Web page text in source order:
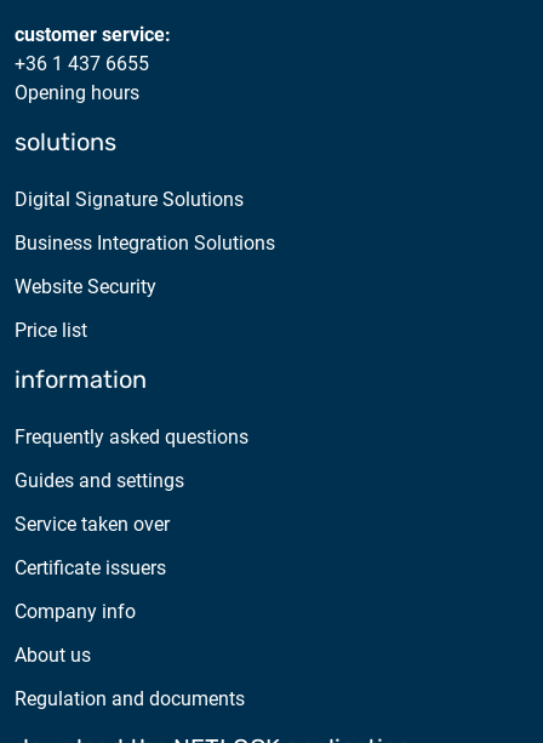
customer service:
+36 1 437 6655
Opening hours
solutions
Digital Signature Solutions
Business Integration Solutions
Website Security
Price list
information
Frequently asked questions
Guides and settings
Service taken over
Certificate issuers
Company info
About us
Regulation and documents